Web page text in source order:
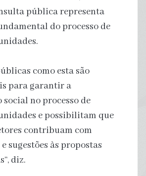
pública representa
do processo de
como esta são
para garantir a
no processo de
e possibilitam que
contribuam com
sugestões às propostas
diz.